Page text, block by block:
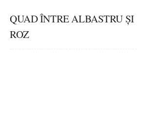
QUAD ÎNTRE ALBASTRU ȘI
ROZ